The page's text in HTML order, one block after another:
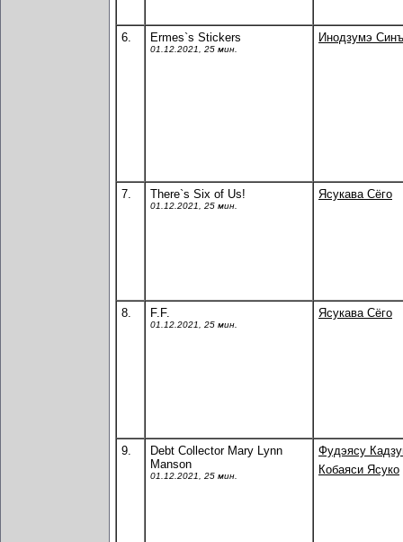
6. Ermes`s Stickers
01.12.2021, 25 мин.
Инодзумэ
7. There`s Six of Us!
01.12.2021, 25 мин.
Ясукава Сёго
8. F.F.
01.12.2021, 25 мин.
Ясукава Сёго
9.
Debt Collector Mary Lynn
Manson
01.12.2021, 25 мин.
Фудэясу
Кобаяси Ясуко